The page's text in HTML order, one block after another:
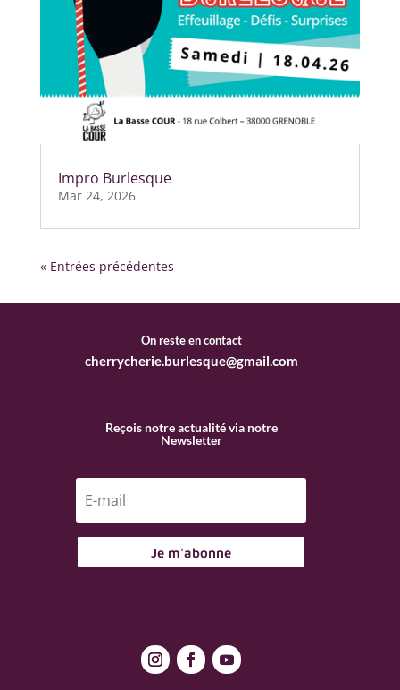
Impro Burlesque
Mar 24, 2026
« Entrées précédentes
On reste en contact
cherrycherie.burlesque@gmail.com
Reçois notre actualité via notre
Newsletter
Je m'abonne